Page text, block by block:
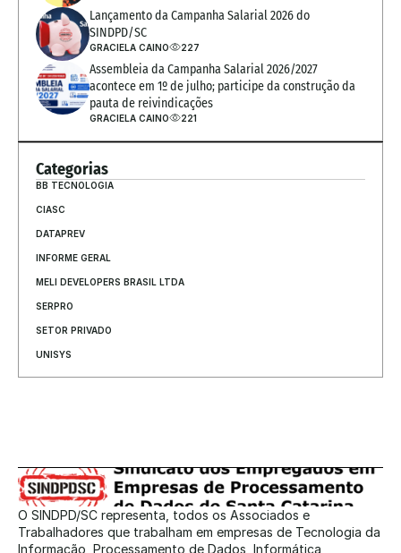
Lançamento da Campanha Salarial 2026 do
SINDPD/SC
GRACIELA CAINO 227
Assembleia da Campanha Salarial 2026/2027
acontece em 1º de julho; participe da construção da
pauta de reivindicações
GRACIELA CAINO 221
Categorias
BB TECNOLOGIA
CIASC
DATAPREV
INFORME GERAL
MELI DEVELOPERS BRASIL LTDA
SERPRO
SETOR PRIVADO
UNISYS
O SINDPD/SC representa, todos os Associados e
Trabalhadores que trabalham em empresas de Tecnologia da
Informação, Processamento de Dados, Informática,